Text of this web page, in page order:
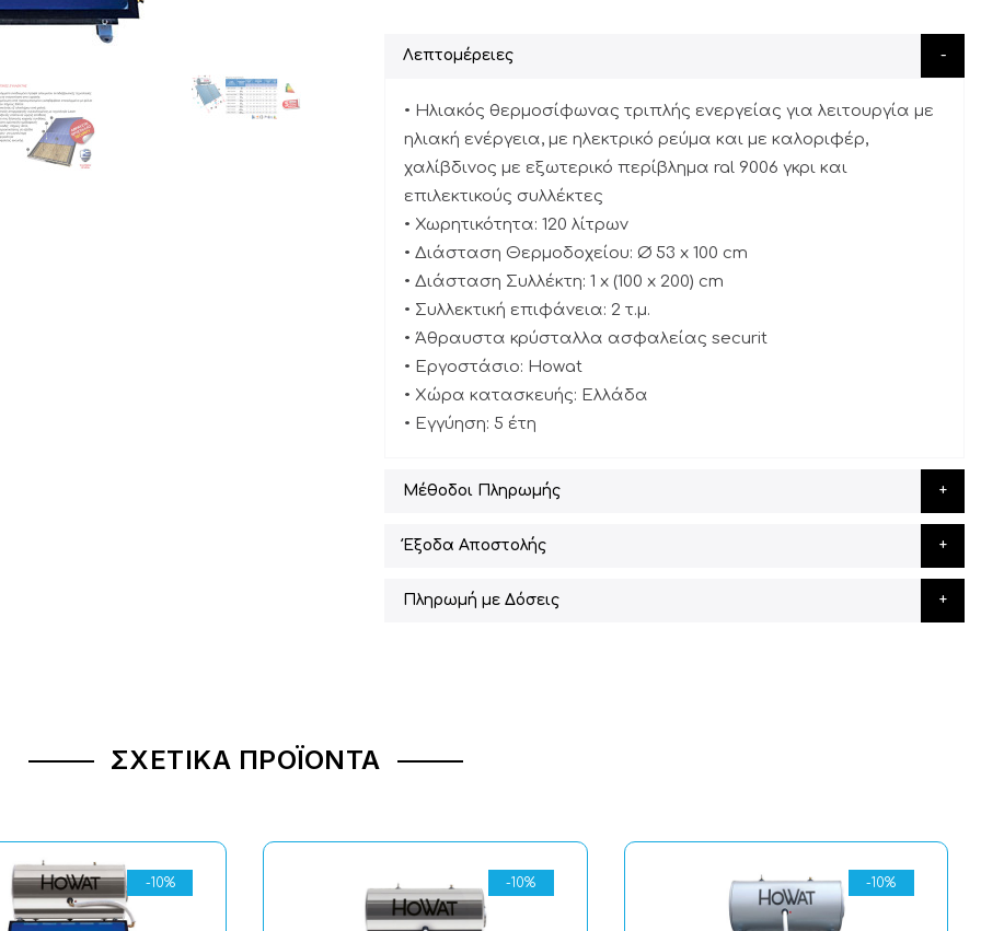
Λεπτομέρειες
• Ηλιακός θερμοσίφωνας τριπλής ενεργείας για λειτουργία με
ηλιακή ενέργεια, με ηλεκτρικό ρεύμα και με καλοριφέρ,
χαλίβδινος με εξωτερικό περίβλημα ral 9006 γκρι και
επιλεκτικούς συλλέκτες
• Χωρητικότητα: 120 λίτρων
• Διάσταση Θερμοδοχείου: Ø 53 x 100 cm
• Διάσταση Συλλέκτη: 1 x (100 x 200) cm
• Συλλεκτική επιφάνεια: 2 τ.μ.
• Άθραυστα κρύσταλλα ασφαλείας securit
• Εργοστάσιο: Howat
• Xώρα κατασκευής: Ελλάδα
• Εγγύηση: 5 έτη
Μέθοδοι Πληρωμής
Έξοδα Αποστολής
Πληρωμή με Δόσεις
ΣΧΕΤΙΚΆ ΠΡΟΪΌΝΤΑ
-10% -10% -10%